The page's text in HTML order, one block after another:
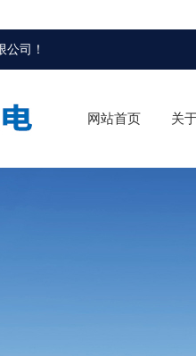
公司 ！
网站首页 关